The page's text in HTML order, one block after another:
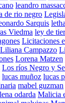
leandro
de rio negro
Sarquis
Viedma ley de
Licitaciones
Liliana Campazzo
Lorena Matzen
Los ríos Negro y
lucas muñoz lucas
mabel guzman
odarda Malicia